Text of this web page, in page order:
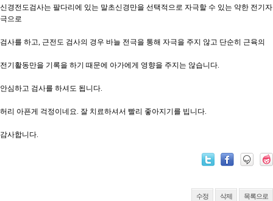
신경전도검사는 팔다리에 있는 말초신경만을 선택적으로 자극할 수 있는 약한 전기자
극으로
검사를 하고, 근전도 검사의 경우 바늘 전극을 통해 자극을 주지 않고 단순히 근육의
전기활동만을 기록을 하기 때문에 아가에게 영향을 주지는 않습니다.
안심하고 검사를 하셔도 됩니다.
허리 아픈게 걱정이네요. 잘 치료하셔서 빨리 좋아지기를 빕니다.
감사합니다.
수정 삭제 목록으로